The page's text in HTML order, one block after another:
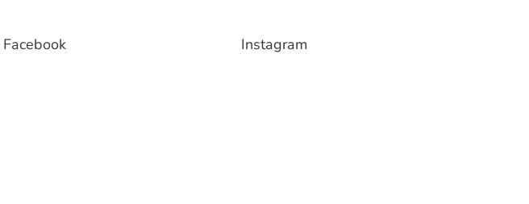
Facebook Instagram